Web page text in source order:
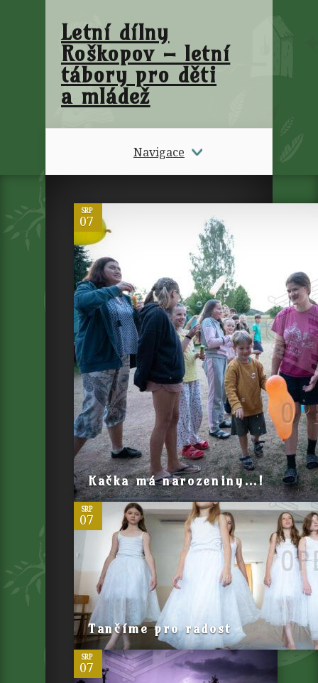
Letní dílny
Roškopov – letní
tábory pro děti
a mládež
Navigace
SRP
07
Kačka má narozeniny…!
SRP
07
0
Tančíme pro radost
SRP
07
0